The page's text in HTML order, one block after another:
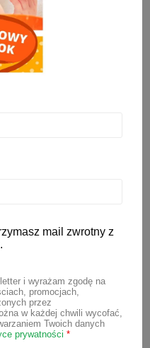
3 dni?
do
Ci,
powinnaś
3 dni, a potem
mail zwrotny z
i wyrażam zgodę na
promocjach,
przez
w każdej chwili wycofać,
Twoich danych
prywatności *